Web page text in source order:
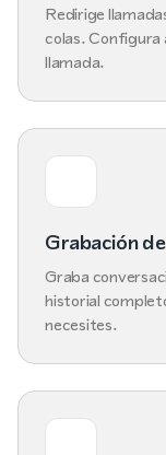
Redirige
colas. Configura
llamada.
Grabación
Graba
historial
necesites.